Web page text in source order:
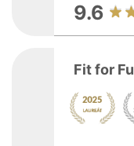
9.6
Fit for